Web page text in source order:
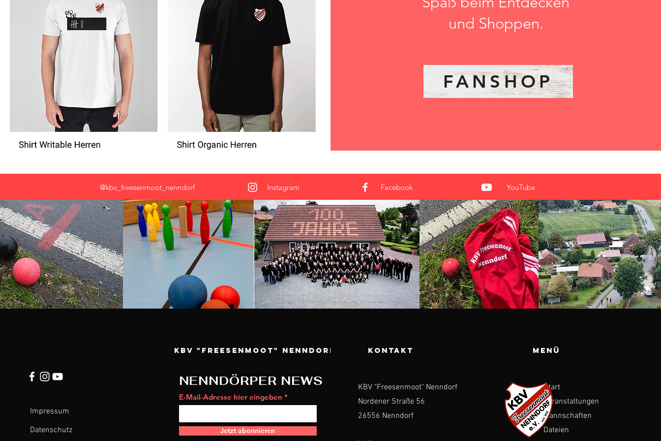
und Shoppen.
FANSHOP
@kbv_freesenmoot_nenndorf Instagram Facebook YouTube
Impressum
Datenschutz
KBV "Freesenmoot" Nenndorf
NENNDÖRPER NEWS
E-Mail-Adresse hier eingeben
Jetzt abonnieren
KONTAKT
KBV "Freesenmoot" Nenndorf
Nordener Straße 56
26556 Nenndorf
Menü
Start
Veranstaltungen
Mannschaften
Dateien